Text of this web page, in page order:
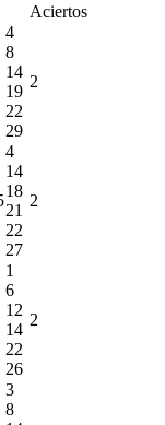
Aciertos
4
8
14
19
22
29
2
4
14
18
21
22
27
2
1
6
12
14
22
26
2
3
8